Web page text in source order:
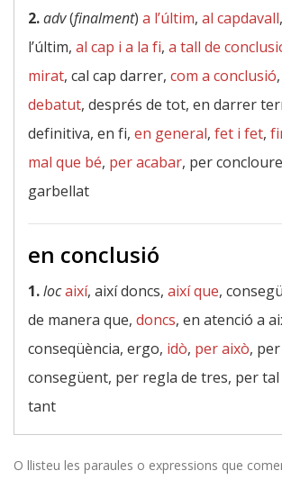
2.adv(finalment) a l’últim, al capdavall
l’últim, al cap i a la fi, a tall de
mirat, cal cap darrer, com a conclusió,
debatut, després de tot, en darrer
definitiva, en fi, en general, fet i fet,
mal que bé, per acabar, per
garbellat
en conclusió
1.locaixí, així doncs, així que,
de manera que, doncs, en atenció a
conseqüència, ergo, idò, per això, per
consegüent, per regla de tres, per tal
tant
O llisteu les paraules o expressions que